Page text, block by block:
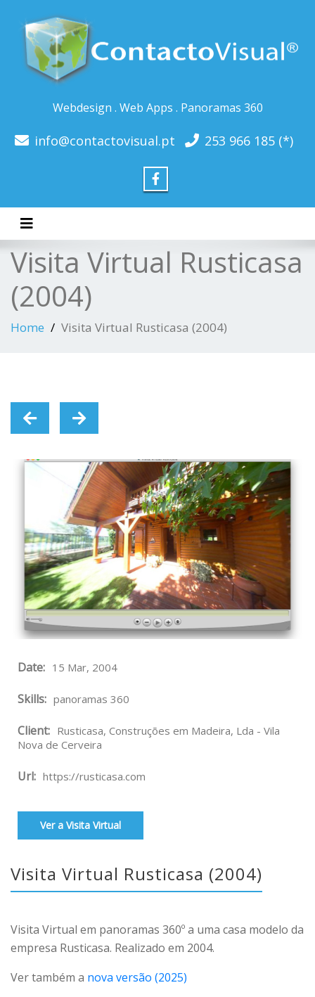
Webdesign . Web Apps . Panoramas 360
info@contactovisual.pt 253 966 185 (*)
Toggle navigation
Visita Virtual Rusticasa
(2004)
Home Visita Virtual Rusticasa (2004)
Date: 15 Mar, 2004
Skills: panoramas 360
Client: Rusticasa, Construções em Madeira, Lda - Vila
Nova de Cerveira
Url: https://rusticasa.com
Ver a Visita Virtual
Visita Virtual Rusticasa (2004)
Visita Virtual em panoramas 360º a uma casa modelo da
empresa Rusticasa. Realizado em 2004.
Ver também a nova versão (2025)